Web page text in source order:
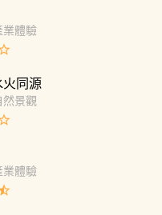
業體驗
同源
然景觀
業體驗